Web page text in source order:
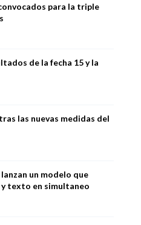
para la triple
de la fecha 15 y la
las nuevas medidas del
un modelo que
y texto en simultaneo